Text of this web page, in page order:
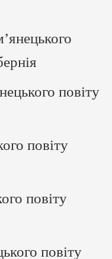
повіту
повіту
повіту
повіту